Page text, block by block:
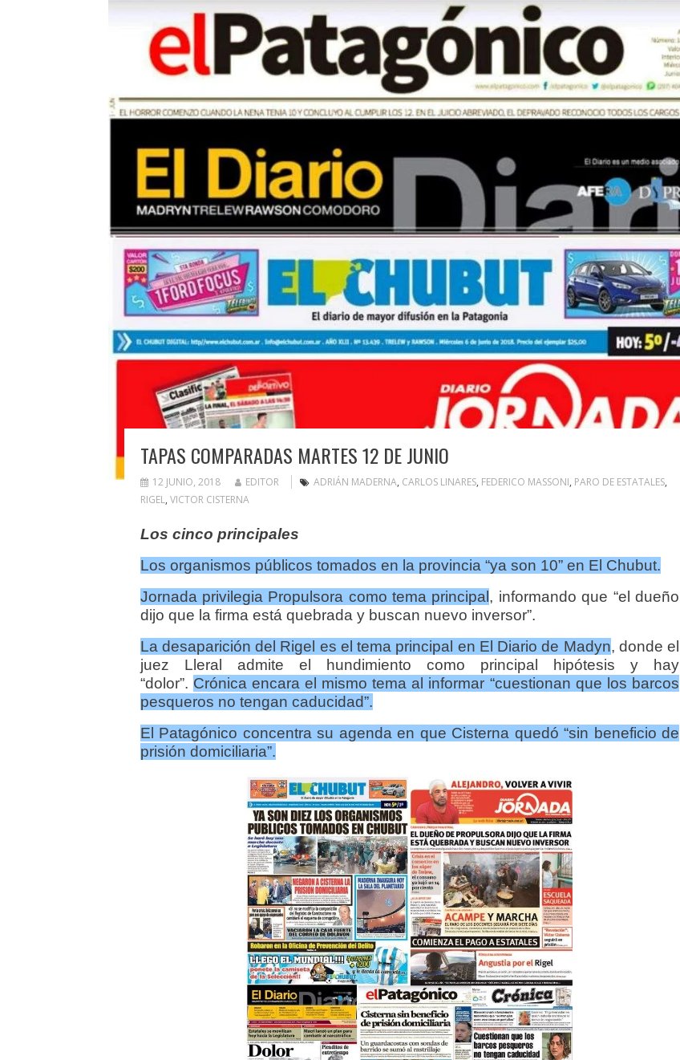
TAPAS COMPARADAS MARTES 12 DE JUNIO
12 JUNIO, 2018 EDITOR ADRIÁN MADERNA, CARLOS LINARES, FEDERICO MASSONI, PARO DE ESTATALES,
RIGEL, VICTOR CISTERNA
Los cinco principales
Los organismos públicos tomados en la provincia “ya son 10” en El Chubut.
Jornada privilegia Propulsora como tema principal, informando que “el dueño
dijo que la firma está quebrada y buscan nuevo inversor”.
La desaparición del Rigel es el tema principal en El Diario de Madyn, donde el
juez Lleral admite el hundimiento como principal hipótesis y hay
“dolor”. Crónica encara el mismo tema al informar “cuestionan que los barcos
pesqueros no tengan caducidad”.
El Patagónico concentra su agenda en que Cisterna quedó “sin beneficio de
prisión domiciliaria”.